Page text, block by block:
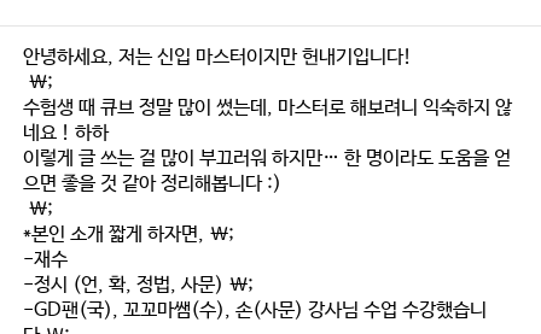
안녕하세요, 저는 신입 마스터이지만 헌내기입니다!
\;
수험생 때 큐브 정말 많이 썼는데, 마스터로 해보려니 익숙하지 않
네요 ! 하하
이렇게 글 쓰는 걸 많이 부끄러워 하지만… 한 명이라도 도움을 얻
으면 좋을 것 같아 정리해봅니다 :)
\;
*본인 소개 짧게 하자면, \;
-재수
-정시 (언, 확, 정법, 사문) \;
-GD팬(국), 꼬꼬마쌤(수), 손(사문) 강사님 수업 수강했습니